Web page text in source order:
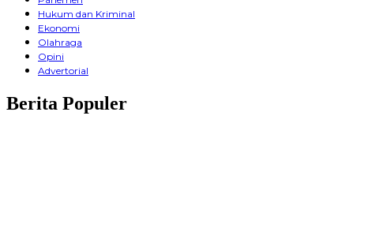
Hukum dan Kriminal
Ekonomi
Olahraga
Opini
Advertorial
Berita Populer